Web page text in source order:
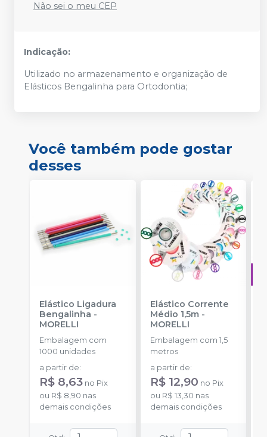
Não sei o meu CEP
Indicação:
Utilizado no armazenamento e organização de
Elásticos Bengalinha para Ortodontia;
Você também pode gostar
desses
Elástico Ligadura
Bengalinha -
MORELLI
Embalagem com
1000 unidades
a partir de:
R$ 8,63 no Pix
ou R$ 8,90 nas
demais condições
Elástico Corrente
Médio 1,5m-
MORELLI
Embalagem com 1,5
metros
a partir de:
R$ 12,90 no Pix
ou R$ 13,30 nas
demais condições